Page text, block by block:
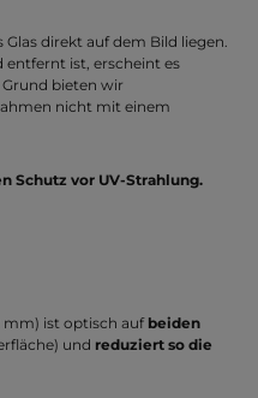
direkt auf dem Bild liegen.
entfernt ist, erscheint es
bieten wir
nicht mit einem
Schutz vor UV-Strahlung.
mm) ist optisch auf beiden
und reduziert so die